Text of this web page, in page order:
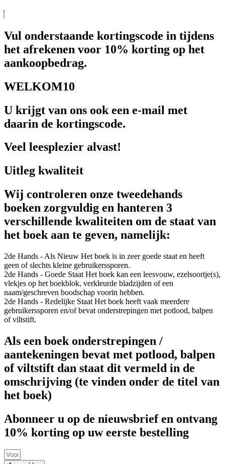
Vul onderstaande kortingscode in tijdens
het afrekenen voor 10% korting op het
aankoopbedrag.
WELKOM10
U krijgt van ons ook een e-mail met
daarin de kortingscode.
Veel leesplezier alvast!
Uitleg kwaliteit
Wij controleren onze tweedehands
boeken zorgvuldig en hanteren 3
verschillende kwaliteiten om de staat van
het boek aan te geven, namelijk:
2de Hands - Als Nieuw Het boek is in zeer goede staat en heeft
geen of slechts kleine gebruikerssporen.
2de Hands - Goede Staat Het boek kan een leesvouw, ezelsoortje(s),
vlekjes op het boekblok, verkleurde bladzijden of een
naam/geschreven boodschap voorin hebben.
2de Hands - Redelijke Staat Het boek heeft vaak meerdere
gebruikerssporen en/of bevat onderstrepingen met potlood, balpen
of viltstift.
Als een boek onderstrepingen /
aantekeningen bevat met potlood, balpen
of viltstift dan staat dit vermeld in de
omschrijving (te vinden onder de titel van
het boek)
Abonneer u op de nieuwsbrief en ontvang
10% korting op uw eerste bestelling